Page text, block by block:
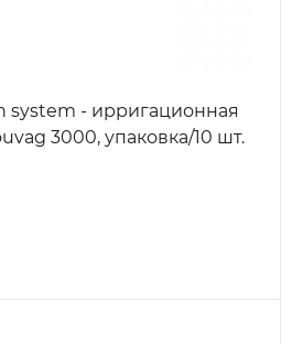
system - ирригационная
3000, упаковка/10 шт.